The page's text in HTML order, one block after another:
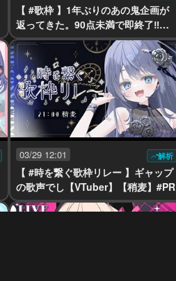
【 #歌枠 】1年ぶりのあの鬼企画が
返ってきた。90点未満で即終了‼️歌
枠【VTuber】【稍麦】#4
03/29 12:01 解析
【 #時を繋ぐ歌枠リレー 】ギャップ
の歌声でし【VTuber】【稍麦】#PR